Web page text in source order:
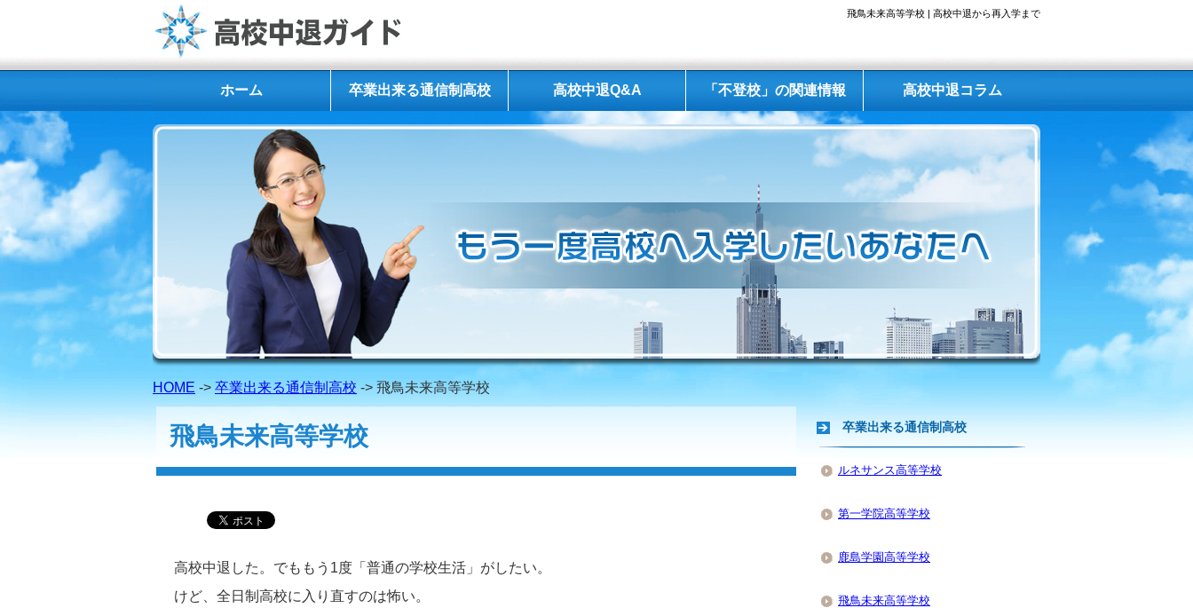
飛鳥未来高等学校 | 高校中退から再入学まで
ホーム 卒業出来る通信制高校 高校中退Q&A 「不登校」の関連情報 高校中退コラム
HOME -> 卒業出来る通信制高校 -> 飛鳥未来高等学校
飛鳥未来高等学校
高校中退した。でももう1度「普通の学校生活」がしたい。
けど、全日制高校に入り直すのは怖い。
卒業出来る通信制高校
ルネサンス高等学校
第一学院高等学校
鹿島学園高等学校
飛鳥未来高等学校